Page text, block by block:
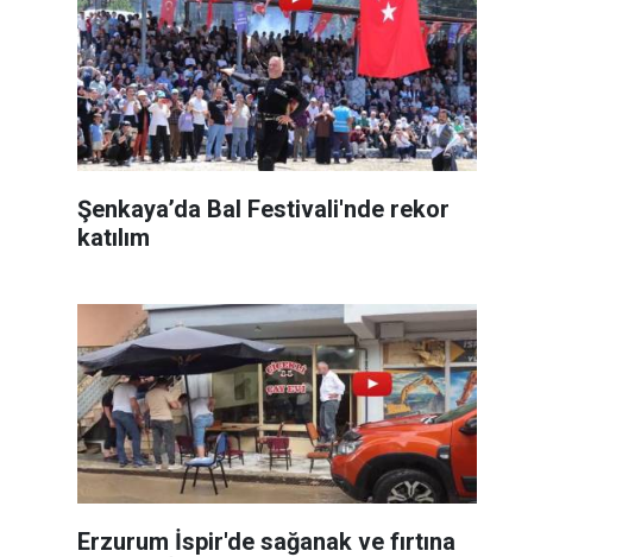
Şenkaya’da Bal Festivali'nde rekor
katılım
Erzurum İspir'de sağanak ve fırtına